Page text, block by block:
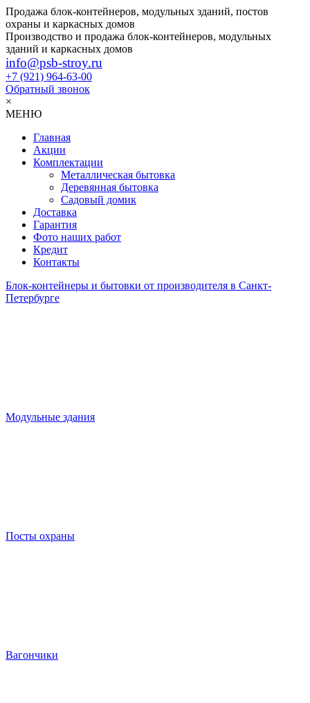
Продажа блок-контейнеров, модульных зданий, постов
охраны и каркасных домов
Производство и продажа блок-контейнеров, модульных
зданий и каркасных домов
info@psb-stroy.ru
+7 (921) 964-63-00
Обратный звонок
×
МЕНЮ
Главная
Акции
Комплектации
Металлическая бытовка
Деревянная бытовка
Садовый домик
Доставка
Гарантия
Фото наших работ
Кредит
Контакты
Блок-контейнеры и бытовки от производителя в Санкт-
Петербурге
Модульные здания
Посты охраны
Вагончики